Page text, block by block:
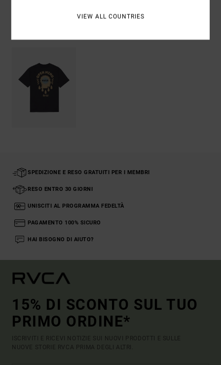
SPEDIZIONE E RESO GRATUITI PER I MEMBRI
RESO ENTRO 30 GIORNI
UNISCITI AL PROGRAMMA FEDELTÀ
PAGAMENTO 100% SICURO
HAI BISOGNO DI AIUTO?
15% DI SCONTO SUL TUO
PRIMO ORDINE*
ISCRIVITI E RICEVI NOTIZIE SUI NUOVI PRODOTTI E SULLE
NUOVE STORIE RVCA PRIMA DEGLI ALTRI.
VIEW ALL COUNTRIES